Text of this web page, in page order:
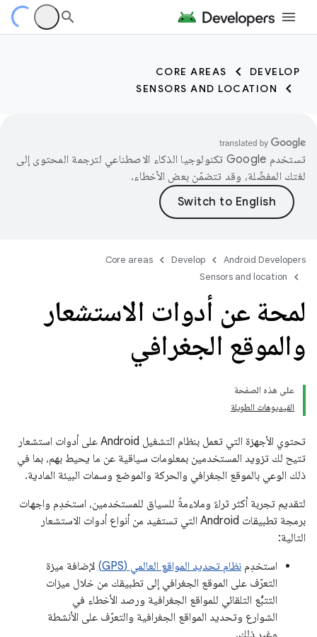
DEVELOP
CORE AREAS
SENSORS AND LOCATION
تستخدم Google تكنولوجيا الذكاء الاصطناعي لترجمة المحتوى إلى
لغتك المفضّلة، وقد تتضمّن بعض الأخطاء.
Android Developers
Develop
Core areas
Sensors and location
لمحة عن أدوات الاستشعار
والموقع الجغرافي
على هذه الصفحة
الفيديوهات الطويلة
تحتوي الأجهزة التي تعمل بنظام التشغيل Android على أدوات استشعار
تتيح لك تزويد المستخدمين بمعلومات سياقية عن ما يحيط بهم، بما في
ذلك الوعي بالموقع الجغرافي والحركة والموضع وسمات البيئة المادية.
لتقديم تجربة أكثر ثراءً وملاءمةً للسياق للمستخدمين، استخدِم واجهات
برمجة تطبيقات Android التي تستفيد من أنواع أدوات الاستشعار
التالية:
استخدِم نظام تحديد المواقع العالمي (GPS)
لإضافة ميزة
التعرّف على الموقع الجغرافي إلى تطبيقك من خلال ميزات
التتبُّع التلقائي للمواقع الجغرافية ورصد الأخطاء في
الشوارع وتحديد المواقع الجغرافية والتعرّف على الأنشطة
وغير ذلك.